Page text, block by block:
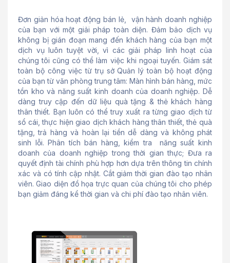
Đơn giản hóa hoạt động bán lẻ, vận hành doanh nghiệp
của bạn với một giải pháp toàn diện. Đảm bảo dịch vụ
không bị gián đoạn mang đến khách hàng của bạn một
dịch vụ luôn tuyệt vời, vì các giải pháp linh hoạt của
chúng tôi cũng có thể làm việc khi ngoại tuyến. Giám sát
toàn bộ công việc từ trụ sở Quản lý toàn bộ hoạt động
của bạn từ văn phòng trung tâm: Màn hình bán hàng, mức
tồn kho và năng suất kinh doanh của doanh nghiệp. Dễ
dàng truy cập đến dữ liệu quà tặng & thẻ khách hàng
thân thiết. Bạn luôn có thể truy xuất ra từng giao dịch từ
sổ cái, thực hiện giao dịch khách hàng thân thiết, thẻ quà
tặng, trả hàng và hoàn lại tiền dễ dàng và không phát
sinh lỗi. Phân tích bán hàng, kiểm tra năng suất kinh
doanh của doanh nghiệp trong thời gian thực; Đưa ra
quyết định tài chính phù hợp hơn dựa trên thông tin chính
xác và có tính cập nhật. Cắt giảm thời gian đào tạo nhân
viên. Giao diện đồ họa trực quan của chúng tôi cho phép
bạn giảm đáng kể thời gian và chi phí đào tạo nhân viên.